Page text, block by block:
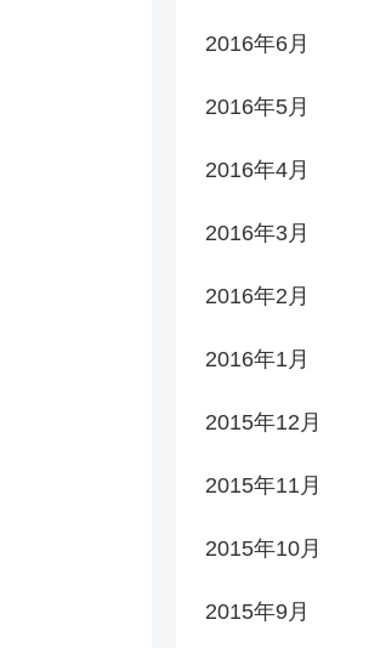
2016年6月
2016年5月
2016年4月
2016年3月
2016年2月
2016年1月
2015年12月
2015年11月
2015年10月
2015年9月